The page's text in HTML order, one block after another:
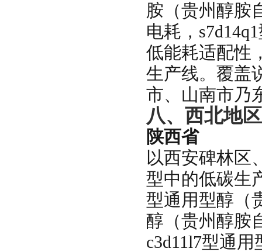
胺（贵州醇胺
电耗，
低能耗适配性
生产线。覆盖
市、山南市乃
八、西北地
陕西省
以西安碑林区
型中的低碳生
型通用型醇（
醇（贵州醇胺
c3d11l7型通